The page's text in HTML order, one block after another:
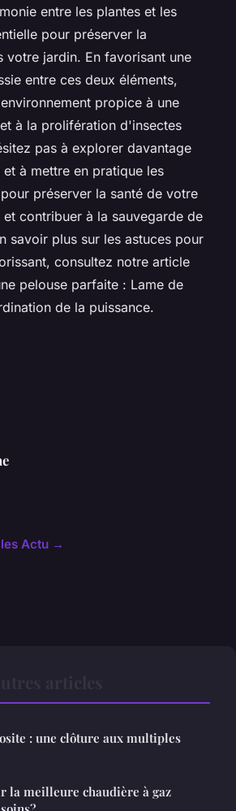
entre les plantes et les
pour préserver la
votre jardin. En favorisant une
entre ces deux éléments,
propice à une
à la prolifération d'insectes
pas à explorer davantage
à mettre en pratique les
préserver la santé de votre
contribuer à la sauvegarde de
savoir plus sur les astuces pour
consultez notre article
pelouse parfaite : Lame de
de la puissance.
Actu →
: une clôture aux multiples
la meilleure chaudière à gaz